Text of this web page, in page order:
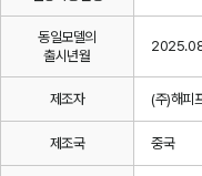
동일모델의
출시년월
제조자 (주)해피
제조국 중국